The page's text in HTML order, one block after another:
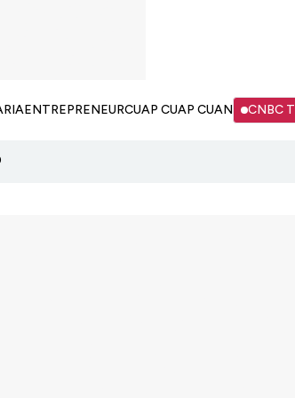
ENTREPRENEURCUAP CUAP CUAN CNBC